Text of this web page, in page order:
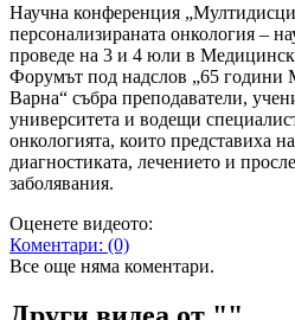
Научна конференция
персонализираната онкология –
проведе на 3 и 4 юли в
Форумът под надслов „65 години
Варна“ събра преподаватели,
университета и водещи
онкологията, които представиха
диагностиката, лечението и
заболявания.
Оценете видеото:
Коментари: (0)
Все още няма коментари.